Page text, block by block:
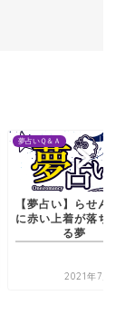
夢占いＱ＆Ａ
【夢占い】らせん階段
に赤い上着が落ちてい
る夢
2021年7月21日